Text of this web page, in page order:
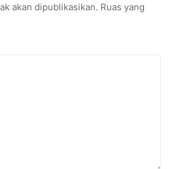
akan dipublikasikan. Ruas yang